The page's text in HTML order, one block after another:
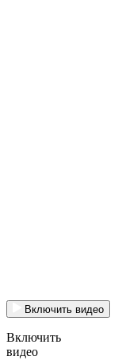
Включить видео
Включить
видео